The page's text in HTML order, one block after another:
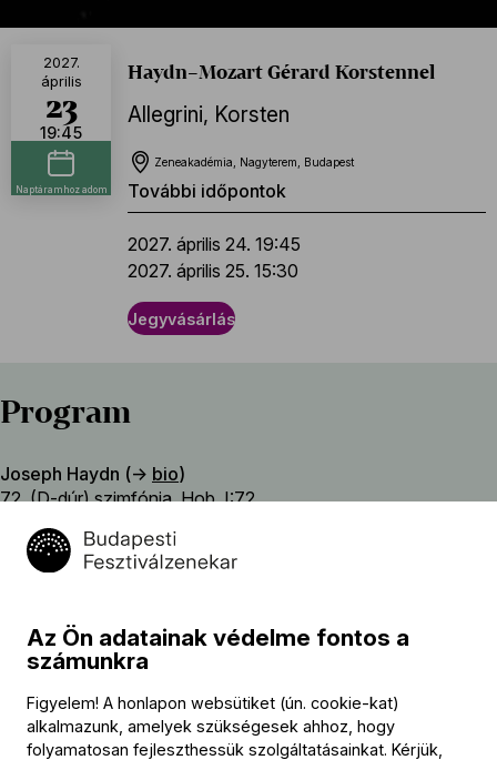
Haydn–Mozart Gérard Korstennel
Allegrini, Korsten
Zeneakadémia, Nagyterem, Budapest
2027.
április
23
19:45
Naptáramhoz adom További időpontok
2027. április 24. 19:45
2027. április 25. 15:30
Jegyvásárlás
Program
Joseph Haydn (→ bio)
72. (D-dúr) szimfónia, Hob. I:72
Wolfgang Amadeus Mozart (→
2. (Esz-dúr) kürtverseny, K. 417
Joseph Haydn (→bio)
1. (D-dúr) kürtverseny, Hob. VIId:3
Wolfgang Amadeus Mozart (→bio)
2. (D-dúr) divertimento, K. 131
Az Ön adatainak védelme fontos a
számunkra
Figyelem! A honlapon websütiket (ún. cookie-kat)
alkalmazunk, amelyek szükségesek ahhoz, hogy
folyamatosan fejleszthessük szolgáltatásainkat. Kérjük,